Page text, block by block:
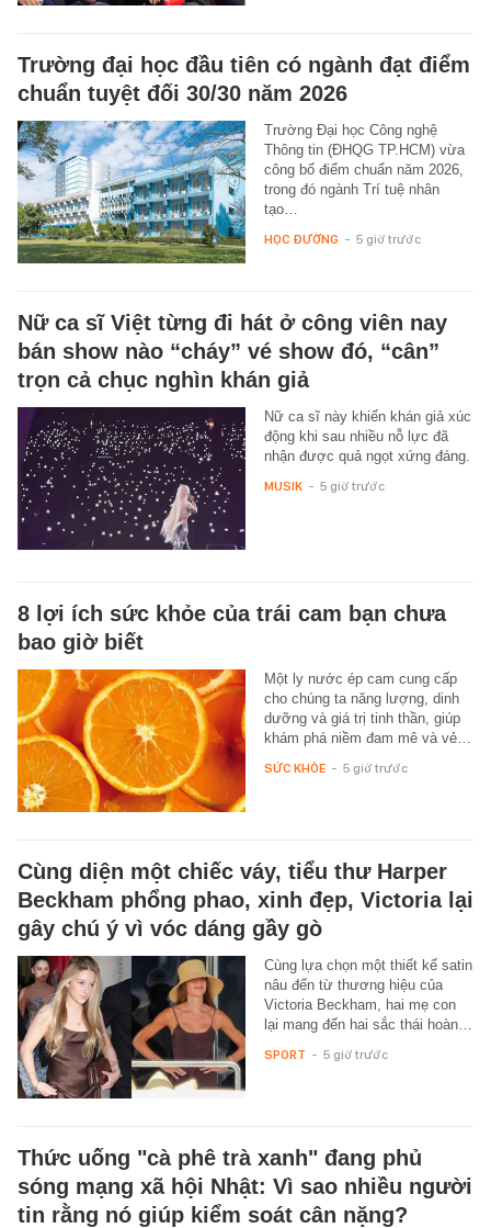
Trường đại học đầu tiên có ngành đạt điểm
chuẩn tuyệt đối 30/30 năm 2026
Trường Đại học Công nghệ
Thông tin (ĐHQG TP.HCM) vừa
công bố điểm chuẩn năm 2026,
trong đó ngành Trí tuệ nhân
tạo…
HỌC ĐƯỜNG - 5 giờ trước
Nữ ca sĩ Việt từng đi hát ở công viên nay
bán show nào “cháy” vé show đó, “cân”
trọn cả chục nghìn khán giả
Nữ ca sĩ này khiến khán giả xúc
động khi sau nhiều nỗ lực đã
nhận được quả ngọt xứng đáng.
MUSIK - 5 giờ trước
8 lợi ích sức khỏe của trái cam bạn chưa
bao giờ biết
Một ly nước ép cam cung cấp
cho chúng ta năng lượng, dinh
dưỡng và giá trị tinh thần, giúp
khám phá niềm đam mê và vẻ…
SỨC KHỎE - 5 giờ trước
Cùng diện một chiếc váy, tiểu thư Harper
Beckham phổng phao, xinh đẹp, Victoria lại
gây chú ý vì vóc dáng gầy gò
Cùng lựa chọn một thiết kế satin
nâu đến từ thương hiệu của
Victoria Beckham, hai mẹ con
lại mang đến hai sắc thái hoàn…
SPORT - 5 giờ trước
Thức uống "cà phê trà xanh" đang phủ
sóng mạng xã hội Nhật: Vì sao nhiều người
tin rằng nó giúp kiểm soát cân nặng?